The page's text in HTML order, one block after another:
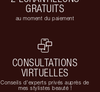
GRATUITS
au moment du paiement
CONSULTATIONS
VIRTUELLES
Conseils d'experts privés auprès de
mes stylistes beauté !